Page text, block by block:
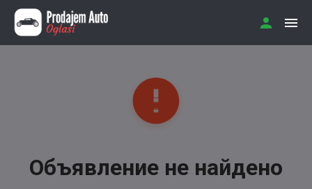
Объявление не найдено